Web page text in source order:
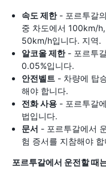
속도 제한- 포르투갈
중 차도에서 100km/
50km/h입니다. 지역.
알코올 제한- 포르투
0.05%입니다.
안전벨트 - 차량에 탑
해야 합니다.
전화 사용 - 포르투갈
법입니다.
문서 - 포르투갈에서
험 증서를 지참해야 합
포르투갈에서 운전할 때